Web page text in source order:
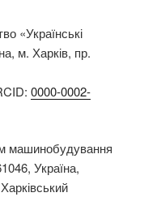
«Українські
м. Харків, пр.
0000-0002-
машинобудування
Україна,